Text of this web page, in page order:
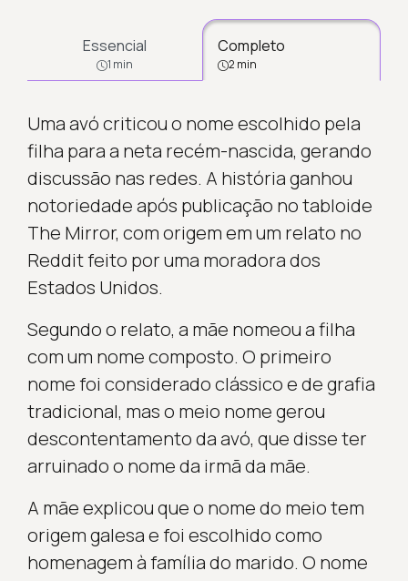
Essencial
1 min
Completo
2 min
Uma avó criticou o nome escolhido pela
filha para a neta recém-nascida, gerando
discussão nas redes. A história ganhou
notoriedade após publicação no tabloide
The Mirror, com origem em um relato no
Reddit feito por uma moradora dos
Estados Unidos.
Segundo o relato, a mãe nomeou a filha
com um nome composto. O primeiro
nome foi considerado clássico e de grafia
tradicional, mas o meio nome gerou
descontentamento da avó, que disse ter
arruinado o nome da irmã da mãe.
A mãe explicou que o nome do meio tem
origem galesa e foi escolhido como
homenagem à família do marido. O nome